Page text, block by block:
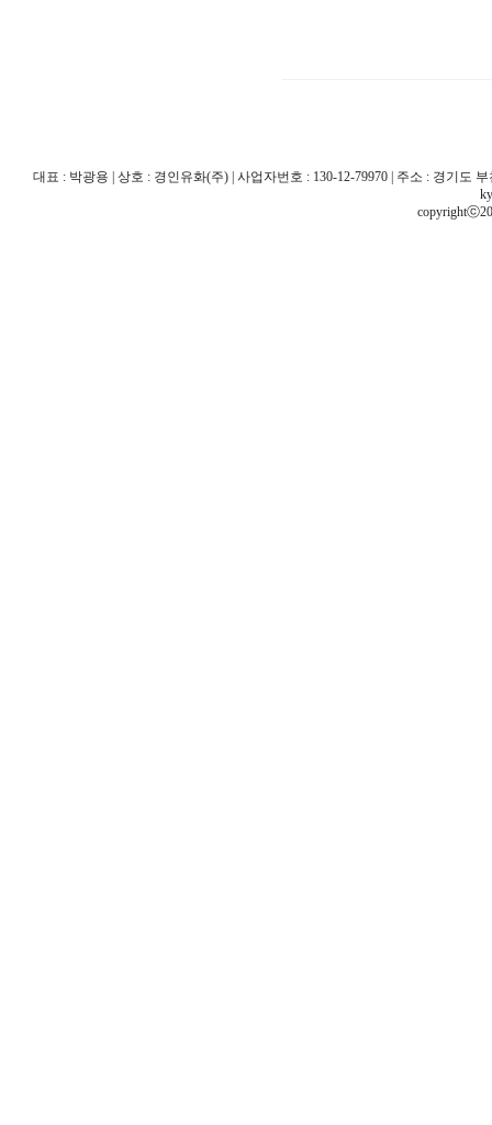
대표 : 박광용 | 상호 : 경인유화(주) | 사업자번호 : 130-12-79970 | 주소 : 경기도